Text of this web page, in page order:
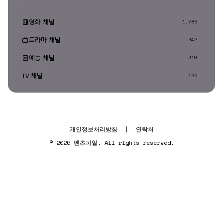
영화 채널 1,789
드라마 채널 342
예능 채널 310
TV 채널 126
개인정보처리방침 |
연락처
© 2026 벤츠파일. All rights reserved.